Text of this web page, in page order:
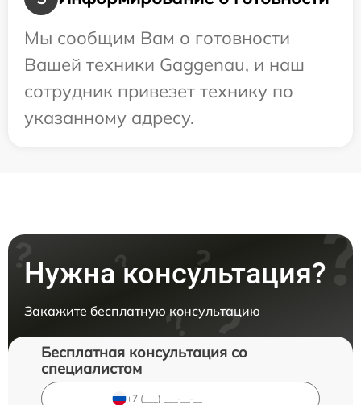
Мы сообщим Вам о готовности
Вашей техники Gaggenau, и наш
сотрудник привезет технику по
указанному адресу.
Нужна консультация?
Закажите бесплатную консультацию
Бесплатная консультация со
специалистом